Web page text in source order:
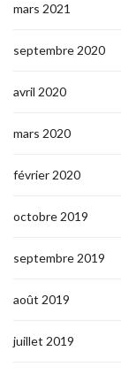
mars 2021
septembre 2020
avril 2020
mars 2020
février 2020
octobre 2019
septembre 2019
août 2019
juillet 2019